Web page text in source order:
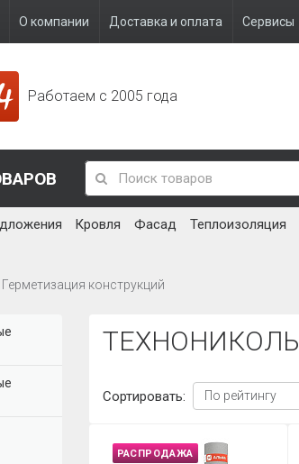
О компании Доставка и оплата Сервисы
Работаем с 2005 года
Кровля Фасад Теплоизоляция
Герметизация конструкций
ТЕХНОНИКОЛЬ
Сортировать:
РАСПРОДАЖА